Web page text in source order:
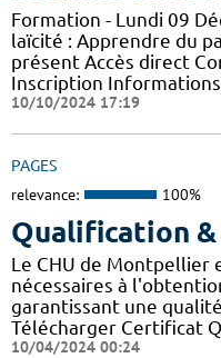
Formation - Lundi 09
laïcité : Apprendre du
présent Accès direct
Inscription Informations
10/10/2024 17:19
PAGES
relevance: 100%
Qualification
Le CHU de Montpellier
nécessaires à
garantissant une
Télécharger Certificat
10/04/2024 00:24